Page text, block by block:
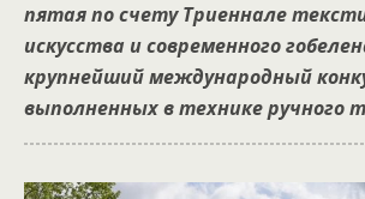
пятая по счету Триеннале
искусства и современного
крупнейший международный
выполненных в технике ручного